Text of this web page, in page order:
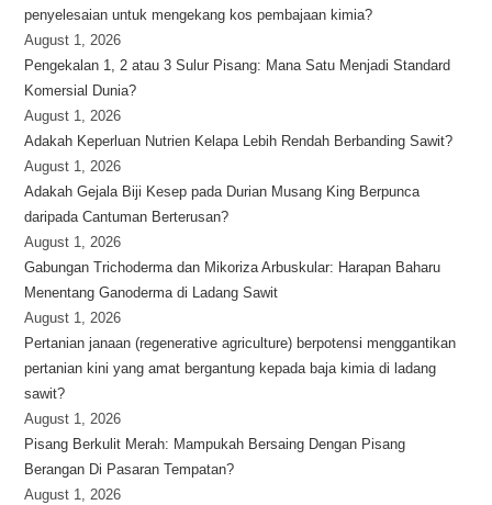
penyelesaian untuk mengekang kos pembajaan kimia?
August 1, 2026
Pengekalan 1, 2 atau 3 Sulur Pisang: Mana Satu Menjadi Standard
Komersial Dunia?
August 1, 2026
Adakah Keperluan Nutrien Kelapa Lebih Rendah Berbanding Sawit?
August 1, 2026
Adakah Gejala Biji Kesep pada Durian Musang King Berpunca
daripada Cantuman Berterusan?
August 1, 2026
Gabungan Trichoderma dan Mikoriza Arbuskular: Harapan Baharu
Menentang Ganoderma di Ladang Sawit
August 1, 2026
Pertanian janaan (regenerative agriculture) berpotensi menggantikan
pertanian kini yang amat bergantung kepada baja kimia di ladang
sawit?
August 1, 2026
Pisang Berkulit Merah: Mampukah Bersaing Dengan Pisang
Berangan Di Pasaran Tempatan?
August 1, 2026